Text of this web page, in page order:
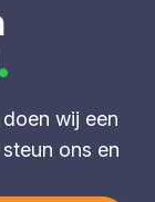
.
wij een
ons en